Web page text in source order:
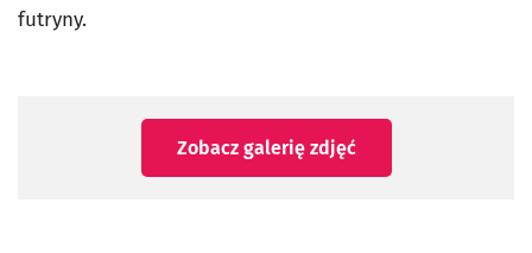
futryny.
Zobacz galerię zdjęć